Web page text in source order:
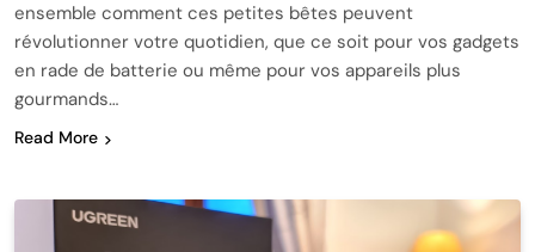
ensemble comment ces petites bêtes peuvent
révolutionner votre quotidien, que ce soit pour vos gadgets
en rade de batterie ou même pour vos appareils plus
gourmands…
Read More